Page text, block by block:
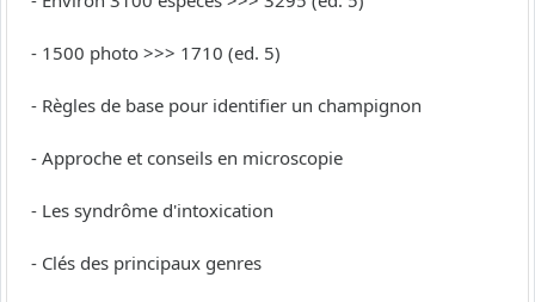
- 1500 photo >>> 1710 (ed. 5)
- Règles de base pour identifier un champignon
- Approche et conseils en microscopie
- Les syndrôme d'intoxication
- Clés des principaux genres